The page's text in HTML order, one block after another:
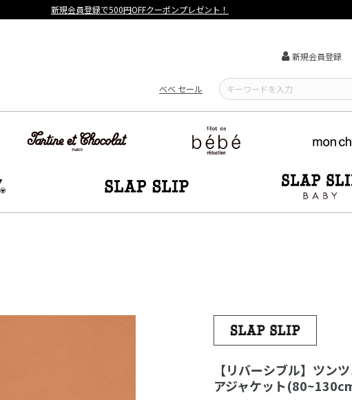
【重要】熊本地震による遅延可能性について
新規会員登録
べべ セール
【リバーシブル】ツン
アジャケット